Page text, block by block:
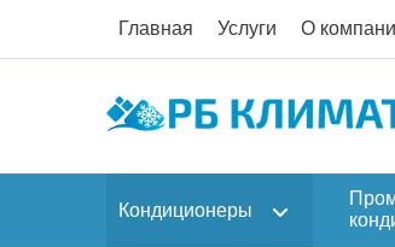
Главная Услуги О
Кондиционеры